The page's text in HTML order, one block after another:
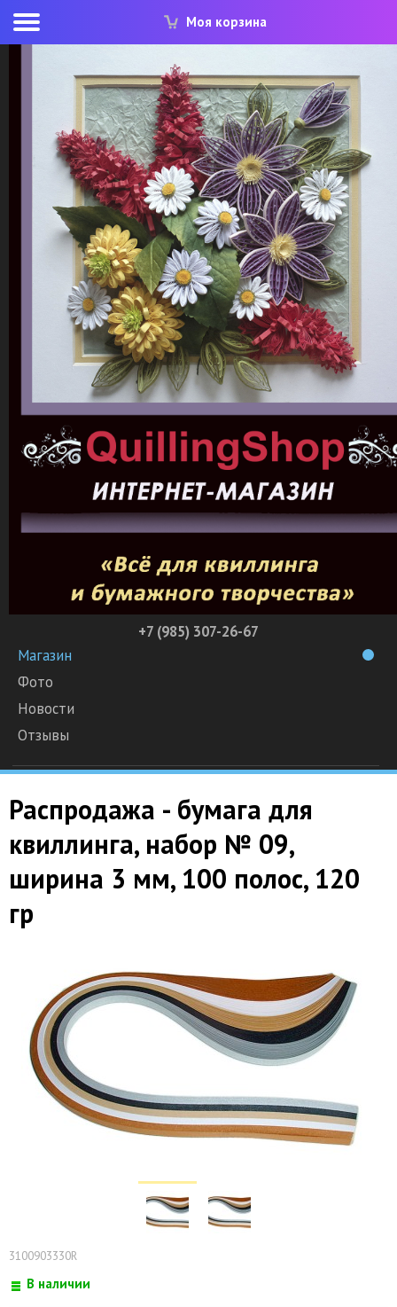
Моя корзина
+7 (985) 307-26-67
Магазин
Фото
Новости
Отзывы
Распродажа - бумага для
квиллинга, набор № 09,
ширина 3 мм, 100 полос, 120
гр
3100903330R
В наличии